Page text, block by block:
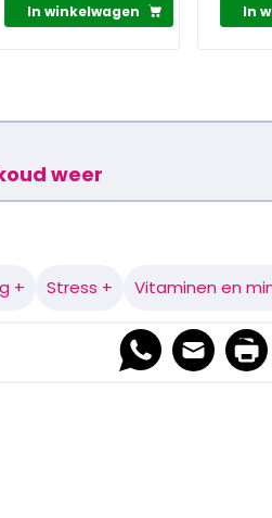
In winkelwagen In
weer
+ Stress + Vitaminen en